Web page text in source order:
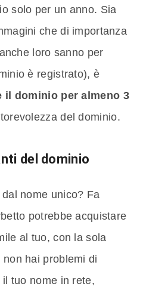
solo per un anno. Sia
che di importanza
loro sanno per
è registrato), è
il dominio per almeno 3
del dominio.
del dominio
nome unico? Fa
potrebbe acquistare
al tuo, con la sola
hai problemi di
tuo nome in rete,